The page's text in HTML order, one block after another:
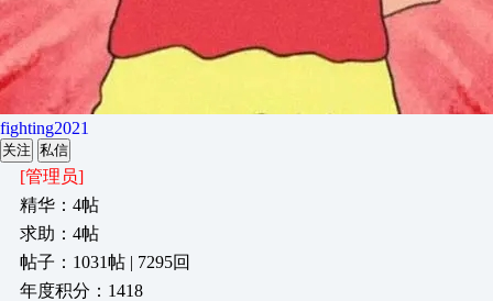
fighting2021
关注 私信
[管理员]
精华：4帖
求助：4帖
帖子：1031帖 | 7295回
年度积分：1418